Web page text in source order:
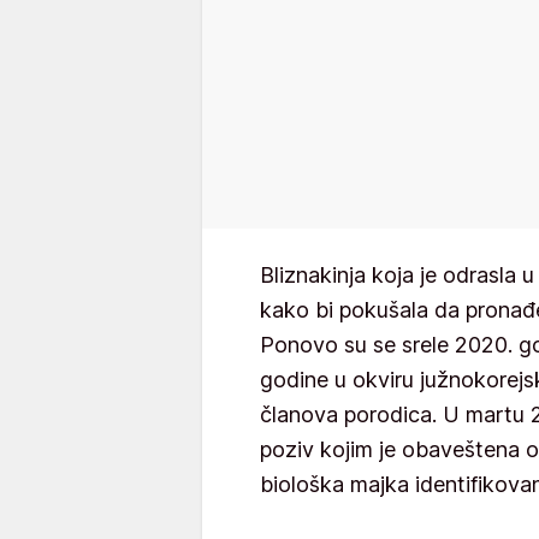
Bliznakinja koja je odrasla
kako bi pokušala da
Ponovo su se srele 2020.
godine u okviru
članova porodica. U martu
poziv kojim je obaveštena
biološka majka